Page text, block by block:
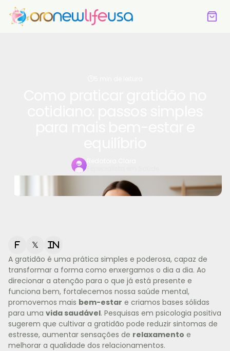
Especialista em Saúde
f 𝕏 in
A gratidão é uma prática simples e poderosa, capaz de
transformar a forma como enxergamos o dia a dia. Ao
direcionar a atenção para o que já está presente e
funciona bem, fortalecemos nossa saúde mental,
promovemos mais bem-estar e criamos bases sólidas
para uma vida saudável. Pesquisas em psicologia positiva
sugerem que cultivar a gratidão pode reduzir sintomas de
estresse, aumentar sensações de relaxamento e
melhorar a qualidade dos relacionamentos.